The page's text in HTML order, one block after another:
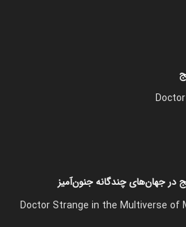
در جهان‌های چندگانه جنون‌آمیز
Doctor Strange in the Multiverse of